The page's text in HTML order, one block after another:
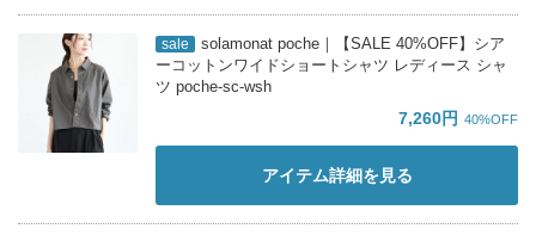
sale
solamonat poche｜【SALE 40%OFF】シア
ーコットンワイドショートシャツ レディース シャ
ツ poche-sc-wsh
7,260円 40%OFF
アイテム詳細を見る